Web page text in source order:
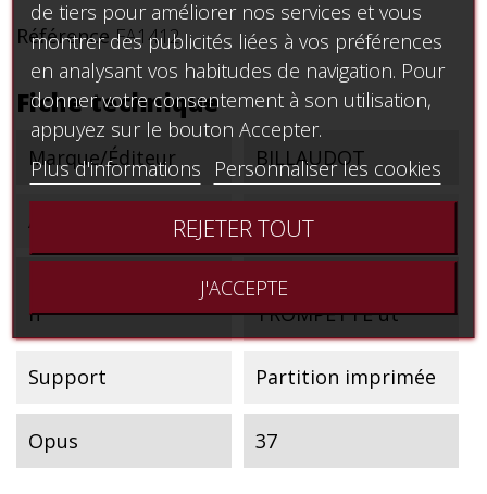
Référence FA1412
Fiche technique
Marque/Éditeur BILLAUDOT
Auteur DELMAS MARC
Instrument ou rayo
n
TROMPETTE
TROMPETTE ut
Support Partition imprimée
Opus 37
de tiers pour améliorer nos services et vous
montrer des publicités liées à vos préférences
en analysant vos habitudes de navigation. Pour
donner votre consentement à son utilisation,
appuyez sur le bouton Accepter.
Plus d'informations
Personnaliser les cookies
REJETER TOUT
J'ACCEPTE